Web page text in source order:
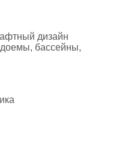
дизайн
бассейны,